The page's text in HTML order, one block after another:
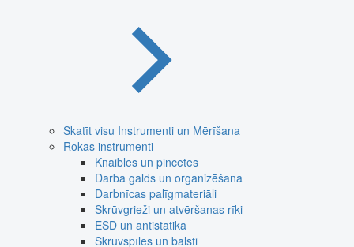
Skatīt visu Instrumenti un Mērīšana
Rokas instrumenti
Knaibles un pincetes
Darba galds un organizēšana
Darbnīcas palīgmateriāli
Skrūvgrieži un atvēršanas rīki
ESD un antistatika
Skrūvspīles un balsti